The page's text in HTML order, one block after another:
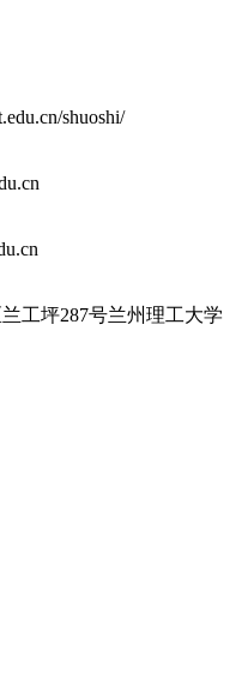
shuoshi/
工坪287号兰州理工大学